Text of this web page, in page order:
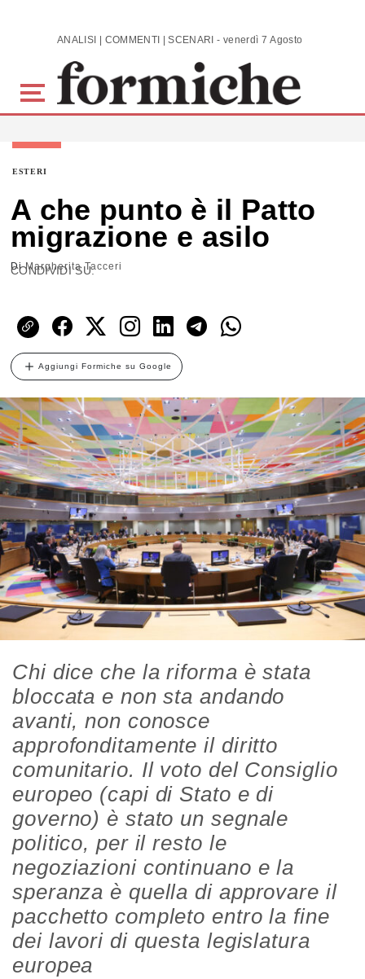
Skip to main content ANALISI | COMMENTI | SCENARI - venerdì 7 Agosto 2026
ESTERI
A che punto è il Patto
migrazione e asilo
DiMargherita Tacceri
CONDIVIDI SU:
Aggiungi Formiche su Google
Chi dice che la riforma è stata
bloccata e non sta andando
avanti, non conosce
approfonditamente il diritto
comunitario. Il voto del Consiglio
europeo (capi di Stato e di
governo) è stato un segnale
politico, per il resto le
negoziazioni continuano e la
speranza è quella di approvare il
pacchetto completo entro la fine
dei lavori di questa legislatura
europea